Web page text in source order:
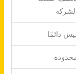
ليس دائمًا